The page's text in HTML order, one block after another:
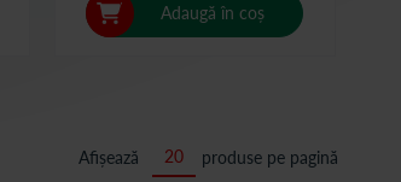
Adaugă în coș
Afișează produse pe pagină